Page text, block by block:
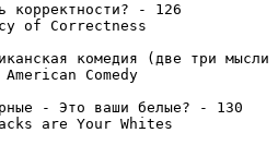
корректности? - 126
of Correctness
комедия (две три
Comedy
- Это ваши белые? - 130
are Your Whites